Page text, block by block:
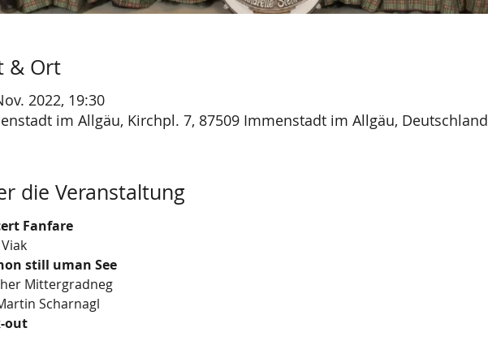
& Ort
2022, 19:30
im Allgäu, Kirchpl. 7, 87509 Immenstadt im Allgäu, Deutschland
die Veranstaltung
Fanfare
still uman See
Mittergradneg
Scharnagl
out